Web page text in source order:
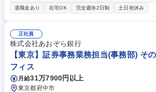
第ですが）在宅やスライド勤務しやすい環境◎ 【詳細】■契約文書の作
成、検討（依頼件数およそ280件/月を7名で対応）（
加中）■法的問題の検討、法的リスク検証（下請法
令）、突発的なトラブル検証（訴訟対応） 【キャリ
ネスを理解して法的バックアップを行い、様々な既
ネス（国内のみならず海外も含め）の法的バックア
業務をこなせるキャリアを積める機会あり 募集職種 【法務担当(法務課)】
グローバルエンターテイメント企業/在宅可/福利厚生
退職金あり
在宅OK 完全週休2日制 土日祝休み
正社員
株式会社あおぞら銀行
【東京】証券事務業務担当(事務部) そ
フィス
月給31万7900円以上
東京都府中市